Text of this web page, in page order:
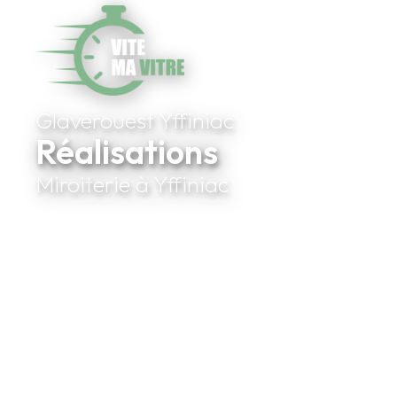
Glaverouest Yffiniac
Réalisations
Miroiterie à Yffiniac